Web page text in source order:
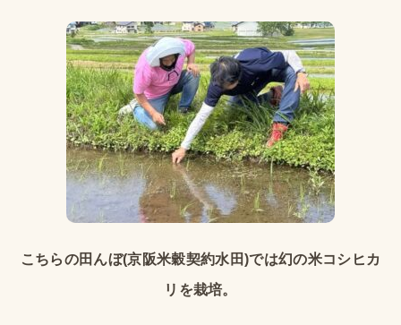
こちらの田んぼ(京阪米穀契約水田)では幻の米コシヒカ
リを栽培。